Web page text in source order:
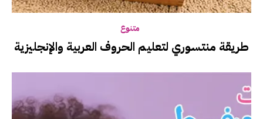
متنوع
طريقة منتسوري لتعليم الحروف العربية والإنجليزية